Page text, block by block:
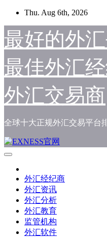
Skip
content
Thu. Aug 6th, 2026
最好的外
最佳外汇
外汇交易商
全球十大正规外汇交易平台
外汇经纪商
外汇资讯
外汇分析
外汇教育
监管机构
外汇软件